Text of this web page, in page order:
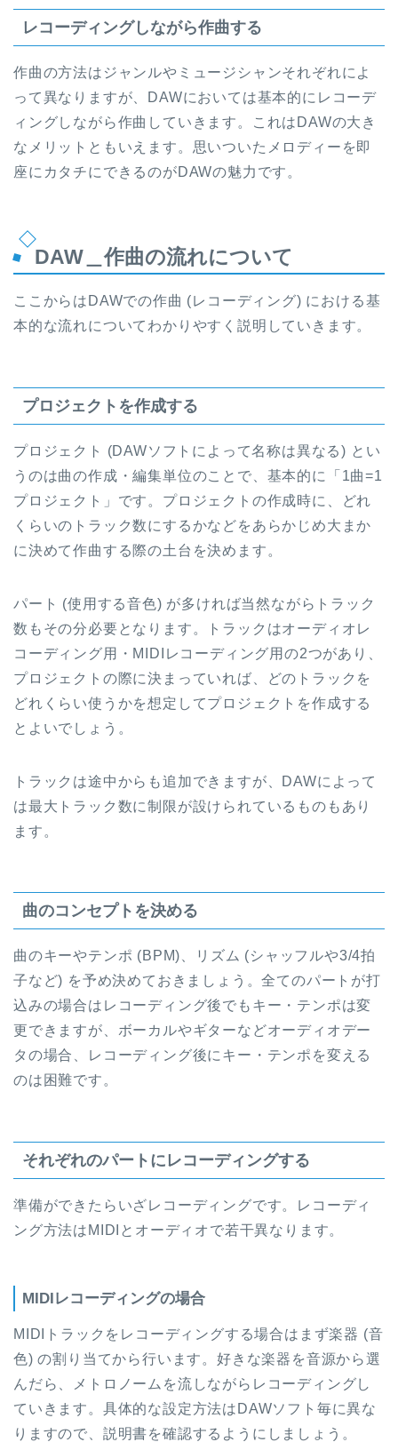
レコーディングしながら作曲する
作曲の方法はジャンルやミュージシャンそれぞれによ
って異なりますが、DAWにおいては基本的にレコーデ
ィングしながら作曲していきます。これはDAWの大き
なメリットともいえます。思いついたメロディーを即
座にカタチにできるのがDAWの魅力です。
DAW＿作曲の流れについて
ここからはDAWでの作曲 (レコーディング) における基
本的な流れについてわかりやすく説明していきます。
プロジェクトを作成する
プロジェクト (DAWソフトによって名称は異なる) とい
うのは曲の作成・編集単位のことで、基本的に「1曲=1
プロジェクト」です。プロジェクトの作成時に、どれ
くらいのトラック数にするかなどをあらかじめ大まか
に決めて作曲する際の土台を決めます。
パート (使用する音色) が多ければ当然ながらトラック
数もその分必要となります。トラックはオーディオレ
コーディング用・MIDIレコーディング用の2つがあり、
プロジェクトの際に決まっていれば、どのトラックを
どれくらい使うかを想定してプロジェクトを作成する
とよいでしょう。
トラックは途中からも追加できますが、DAWによって
は最大トラック数に制限が設けられているものもあり
ます。
曲のコンセプトを決める
曲のキーやテンポ (BPM)、リズム (シャッフルや3/4拍
子など) を予め決めておきましょう。全てのパートが打
込みの場合はレコーディング後でもキー・テンポは変
更できますが、ボーカルやギターなどオーディオデー
タの場合、レコーディング後にキー・テンポを変える
のは困難です。
それぞれのパートにレコーディングする
準備ができたらいざレコーディングです。レコーディ
ング方法はMIDIとオーディオで若干異なります。
MIDIレコーディングの場合
MIDIトラックをレコーディングする場合はまず楽器 (音
色) の割り当てから行います。好きな楽器を音源から選
んだら、メトロノームを流しながらレコーディングし
ていきます。具体的な設定方法はDAWソフト毎に異な
りますので、説明書を確認するようにしましょう。